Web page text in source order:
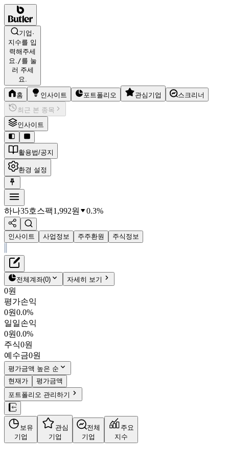
기업·
지수를 입
력해주세
요./를 눌
러 주세
요.
홈 인사이트 포트폴리오 관심기업
스크리너
최근 본 종목
인사이트
활용법/공지
환경 설정
하나35호스팩1,992원 0.3%
인사이트 사업정보 주주환원 주식정보
재무정보
주주환원
주식정보
전체계좌(0) 자세히 보기
0원
평가손익
0원0.0%
일일손익
0원0.0%
주식0원
예수금0원
평가금액 높은 순
현재가
평가금액
포트폴리오 관리하기
보유
기업
관심
기업
전체
기업
주요
지수